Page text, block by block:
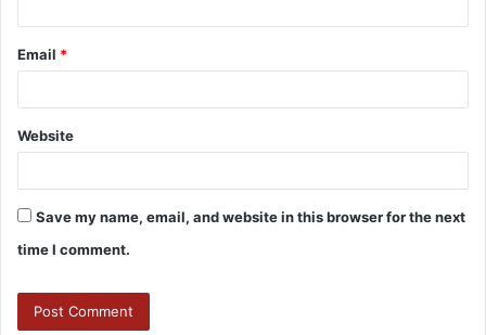
Email *
Website
Save my name, email, and website in this browser for the next
time I comment.